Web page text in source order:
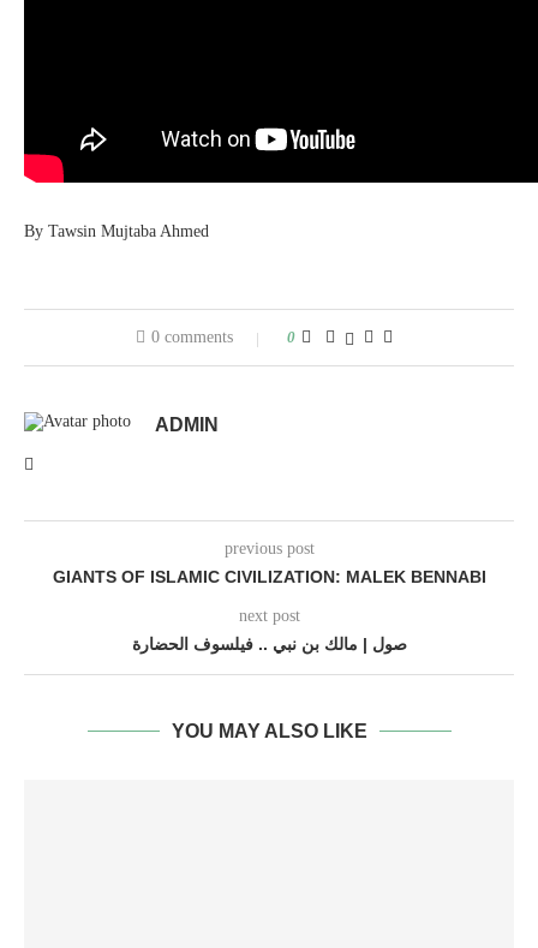
By Tawsin Mujtaba Ahmed
0 comments 0
ADMIN
previous post
GIANTS OF ISLAMIC CIVILIZATION: MALEK BENNABI
next post
صول | مالك بن نبي .. فيلسوف الحضارة
YOU MAY ALSO LIKE